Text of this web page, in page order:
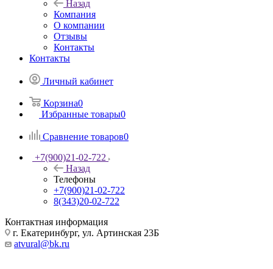
Назад
Компания
О компании
Отзывы
Контакты
Контакты
Личный кабинет
Корзина0
Избранные товары0
Сравнение товаров0
+7(900)21-02-722
Назад
Телефоны
+7(900)21-02-722
8(343)20-02-722
Контактная информация
г. Екатеринбург, ул. Артинская 23Б
atvural@bk.ru